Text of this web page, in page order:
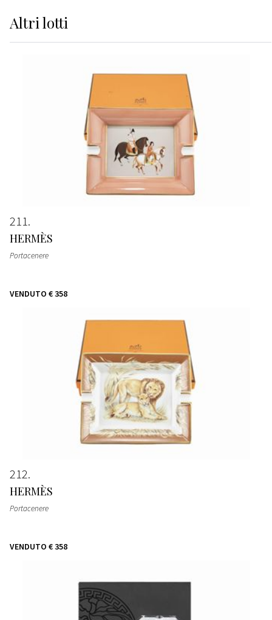
Altrilotti
211
HERMÈS
Portacenere
VENDUTO € 358
212
HERMÈS
Portacenere
VENDUTO € 358